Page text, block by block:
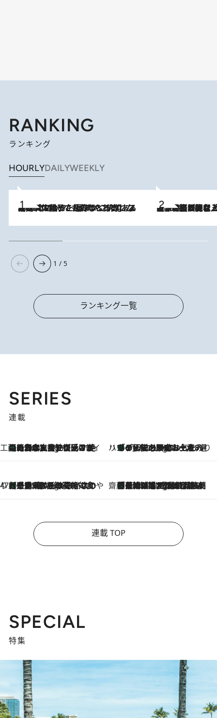
RANKING
ランキング
HOURLYDAILYWEEKLY
2026.8.5
【阿川佐和子さんの年とる力】なぜ70代で始めた趣味は“こんなに楽しい”のか？ ピアノ、俳句…スランプに陥っても続けられる“ある秘訣”とは 2026.8.5
【なぜ吉沢亮は「気配を消せる」のか？】興行収入208億の『国宝』を経て挑むミュージカル『ディア・エヴァン・ハンセン』。トップ俳優が舞台上でさらけ出した“孤独”とは
1 / 5
ランキング一覧
SERIES
連載
工藤まやのおもてなしハワイ
9 Hours Ago
【ハワイ土産】ローカルの絶大な支持で復活！ 絶品の幻クッキー《元ファンの日本人女性が受け継いだ名店》 ハワイ賢者 リサのお気に入りリスト9 Hours Ago
あの伝説の限定トートも！ リニューアルした「ディーン＆デルーカ ハワイ」で必須のお土産8選
47都道府県の手みやげ ひんやりスイーツで夏を満喫
9 Hours Ago
【三重県】この夏絶対食べたい 冷やしておいしいおやつ3選 お餅×アイスの新感覚スイーツ 齋藤 薫 美容脳ルネサンス
9 Hours Ago
「荷物が増えるほど旅ストレスは増す」美容ジャーナリストがたどり着いた最終結論。“化粧品を劇的に減らす”感動の凝縮美容とは
連載 TOP
SPECIAL
特集